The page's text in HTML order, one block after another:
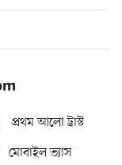
প্রথম আলো ট্রাস্ট
মোবাইল ভ্যাস